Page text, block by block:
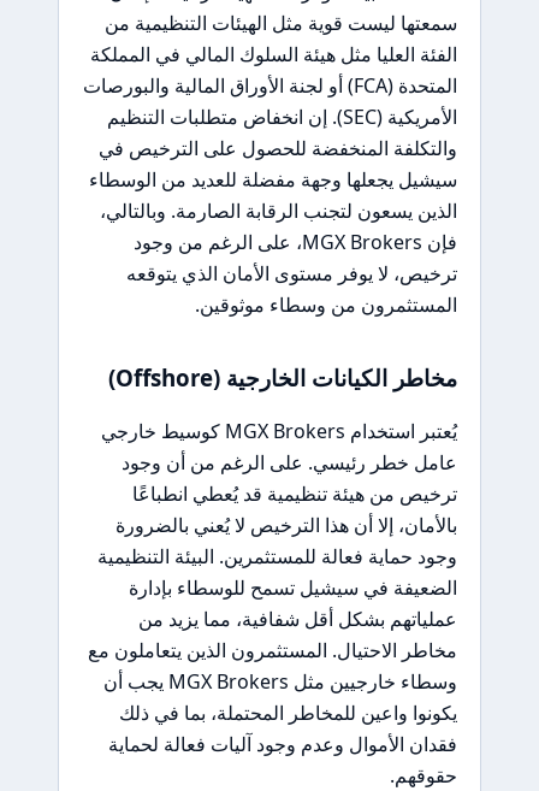
سمعتها ليست قوية مثل الهيئات التنظيمية من
الفئة العليا مثل هيئة السلوك المالي في المملكة
المتحدة (FCA) أو لجنة الأوراق المالية والبورصات
الأمريكية (SEC). إن انخفاض متطلبات التنظيم
والتكلفة المنخفضة للحصول على الترخيص في
سيشيل يجعلها وجهة مفضلة للعديد من الوسطاء
الذين يسعون لتجنب الرقابة الصارمة. وبالتالي،
فإن MGX Brokers، على الرغم من وجود
ترخيص، لا يوفر مستوى الأمان الذي يتوقعه
المستثمرون من وسطاء موثوقين.
مخاطر الكيانات الخارجية (Offshore)
يُعتبر استخدام MGX Brokers كوسيط خارجي
عامل خطر رئيسي. على الرغم من أن وجود
ترخيص من هيئة تنظيمية قد يُعطي انطباعًا
بالأمان، إلا أن هذا الترخيص لا يُعني بالضرورة
وجود حماية فعالة للمستثمرين. البيئة التنظيمية
الضعيفة في سيشيل تسمح للوسطاء بإدارة
عملياتهم بشكل أقل شفافية، مما يزيد من
مخاطر الاحتيال. المستثمرون الذين يتعاملون مع
وسطاء خارجيين مثل MGX Brokers يجب أن
يكونوا واعين للمخاطر المحتملة، بما في ذلك
فقدان الأموال وعدم وجود آليات فعالة لحماية
حقوقهم.